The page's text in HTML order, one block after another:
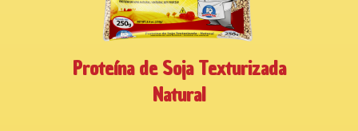
Proteína de Soja Texturizada
Natural